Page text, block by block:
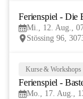
Ferienspiel - Die
Mi., 12. Aug.,
Stössing 96,
Kurse & Workshops
Ferienspiel -
Mo., 17. Aug.,